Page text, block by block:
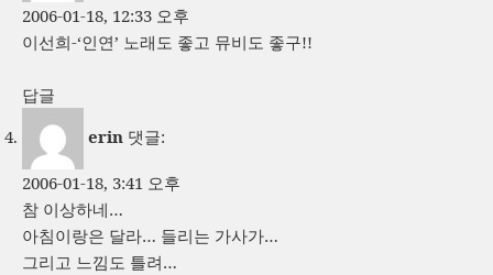
2006-01-18, 12:33 오후
이선희-‘인연’ 노래도 좋고 뮤비도 좋구!!
답글
erin 댓글:
2006-01-18, 3:41 오후
참 이상하네…
아침이랑은 달라… 들리는 가사가…
그리고 느낌도 틀려…